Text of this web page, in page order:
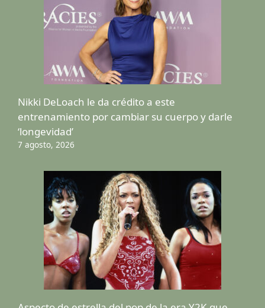
Nikki DeLoach le da crédito a este
entrenamiento por cambiar su cuerpo y darle
‘longevidad’
7 agosto, 2026